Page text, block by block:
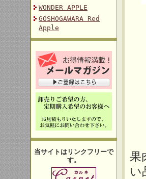
WONDER APPLE
GOSHOGAWARA Red
Apple
当サイトはリンクフリーで
す。
果
い